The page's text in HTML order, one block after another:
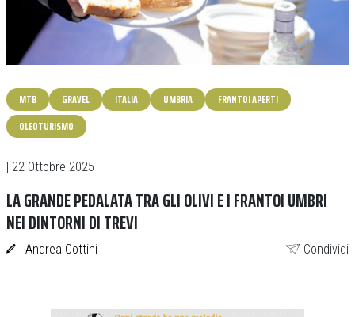
MTB GRAVEL ITALIA UMBRIA
FRANTOI APERTI
OLEOTURISMO
| 22 Ottobre 2025
LA GRANDE PEDALATA TRA GLI OLIVI E I FRANTOI UMBRI
NEI DINTORNI DI TREVI
Andrea Cottini Condividi